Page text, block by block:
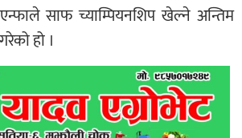
साफ च्याम्पियनशिप खेल्ने अन्तिम
हो ।